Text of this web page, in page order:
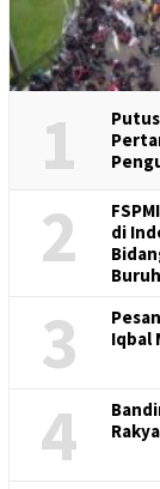
1
2
di
Buruh
3
Iqbal
4